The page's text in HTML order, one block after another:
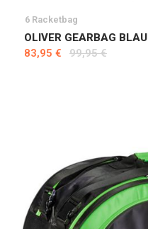
6 Racketbag
OLIVER GEARBAG BLAU
83,95 €
99,95 €